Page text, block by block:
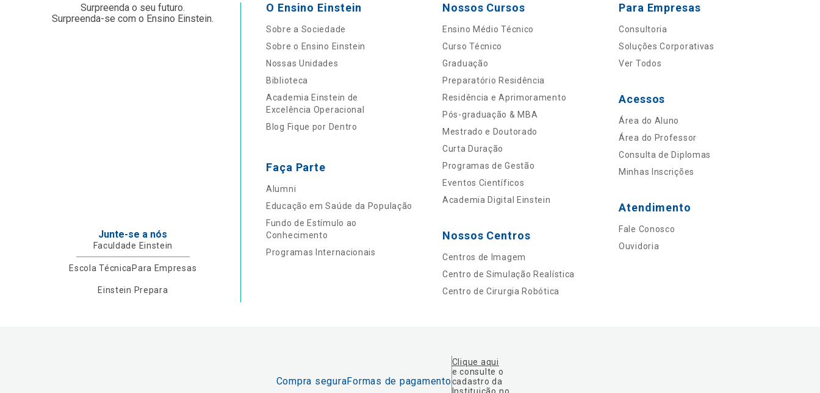
Surpreenda o seu futuro.
Surpreenda-se com o Ensino Einstein.
Junte-se a nós
Faculdade Einstein
Escola Técnica Para Empresas
Einstein Prepara
O Ensino Einstein
Sobre a Sociedade
Sobre o Ensino Einstein
Nossas Unidades
Biblioteca
Academia Einstein de
Excelência Operacional
Blog Fique por Dentro
Faça Parte
Alumni
Educação em Saúde da População
Fundo de Estímulo ao
Conhecimento
Programas Internacionais
Nossos Cursos
Ensino Médio Técnico
Curso Técnico
Graduação
Preparatório Residência
Residência e Aprimoramento
Pós-graduação & MBA
Mestrado e Doutorado
Curta Duração
Programas de Gestão
Eventos Científicos
Academia Digital Einstein
Nossos Centros
Centros de Imagem
Centro de Simulação Realística
Centro de Cirurgia Robótica
Para Empresas
Consultoria
Soluções Corporativas
Ver Todos
Acessos
Área do Aluno
Área do Professor
Consulta de Diplomas
Minhas Inscrições
Atendimento
Fale Conosco
Ouvidoria
Compra seguraFormas de pagamento
Clique aqui
e consulte o
cadastro da